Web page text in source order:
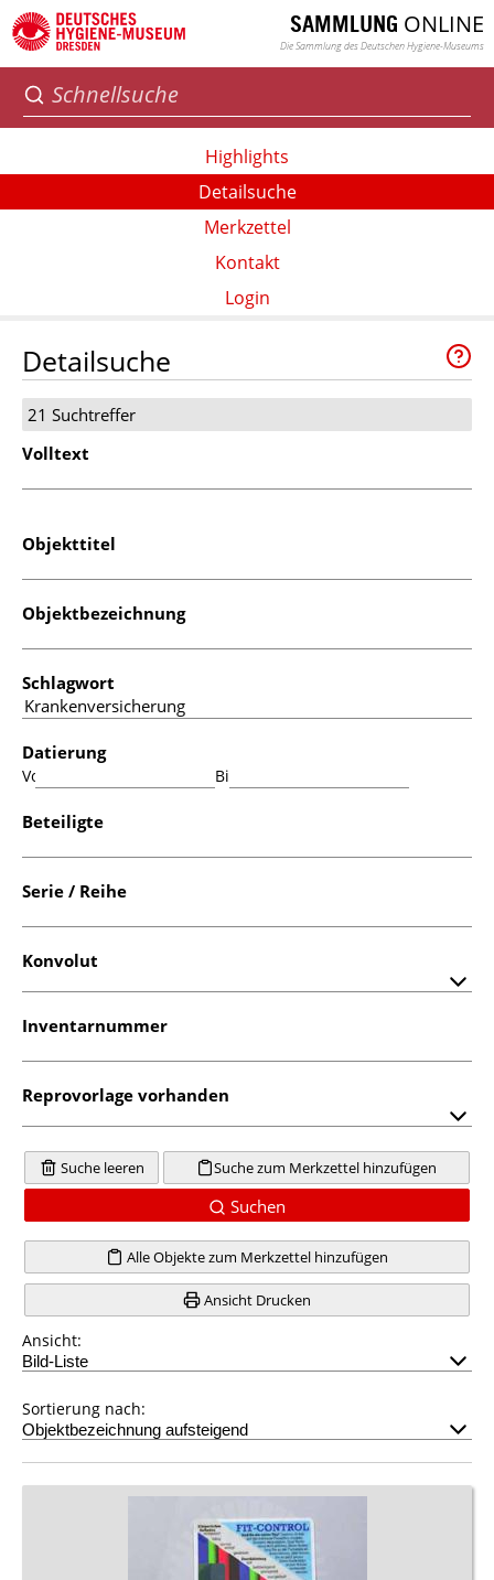
SAMMLUNG ONLINE
Die Sammlung des Deutschen Hygiene-Museums
Highlights
Detailsuche
Merkzettel
Kontakt
Login
Detailsuche
21 Suchtreffer
Volltext
Objekttitel
Objektbezeichnung
Schlagwort
Datierung
Von: Bis:
Beteiligte
Serie / Reihe
Konvolut
Inventarnummer
Reprovorlage vorhanden
Suche leeren Suche zum Merkzettel hinzufügen
Suchen
Alle Objekte zum Merkzettel hinzufügen
Ansicht Drucken
Ansicht:
Sortierung nach: